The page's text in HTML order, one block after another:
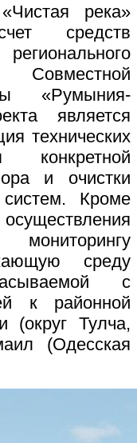
река»
средств
«Румыния-
является
технических
конкретной
и очистки
Кроме
среду
с
к районной
(округ Тулча,
(Одесская